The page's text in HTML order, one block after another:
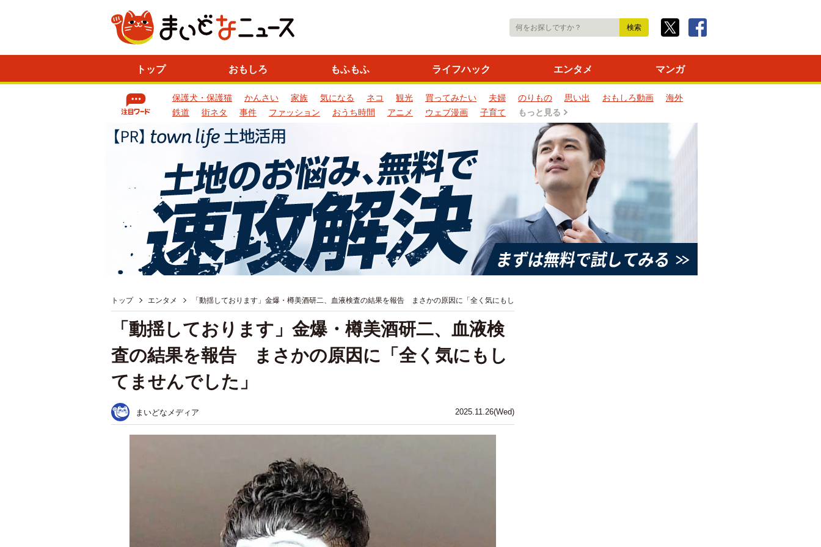
トップ おもしろ もふもふ ライフハック エンタメ マンガ
保護犬・保護猫 かんさい 家族 気になる ネコ 観光 買ってみたい 夫婦 のりもの 思い出 おもしろ動画
海外
鉄道
街ネタ 事件 ファッション おうち時間 アニメ ウェブ漫画 子育て もっと見る
トップ エンタメ 「動揺しております」金爆・樽美酒研二、血液検査の結果を報告 まさかの原因に「全く気にもし
2025.11.26(Wed)
「動揺しております」金爆・樽美酒研二、血液検
査の結果を報告 まさかの原因に「全く気にもし
てませんでした」
まいどなメディア